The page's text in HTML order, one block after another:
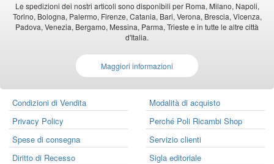
Le spedizioni dei nostri articoli sono disponibili per Roma, Milano, Napoli,
Torino, Bologna, Palermo, Firenze, Catania, Bari, Verona, Brescia, Vicenza,
Padova, Venezia, Bergamo, Messina, Parma, Trieste e in tutte le altre città
d'Italia.
Maggiori informazioni
Condizioni di Vendita
Modalità di acquisto
Privacy Policy
Perché Poli Ricambi Shop
Spese di consegna
Servizio clienti
Diritto di Recesso
Sigla editoriale